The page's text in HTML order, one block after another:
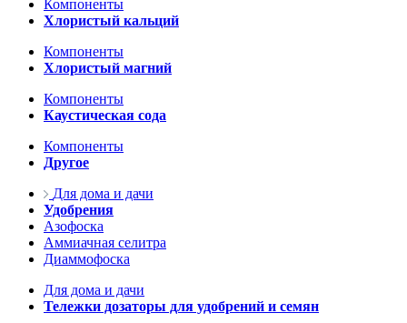
Компоненты
Хлористый кальций
Компоненты
Хлористый магний
Компоненты
Каустическая сода
Компоненты
Другое
Для дома и дачи
Удобрения
Азофоска
Аммиачная селитра
Диаммофоска
Для дома и дачи
Тележки дозаторы для удобрений и семян